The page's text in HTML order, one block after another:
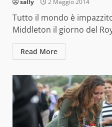
sally 2 Maggio 2014
Tutto il mondo è
Middleton il giorno del
Read More